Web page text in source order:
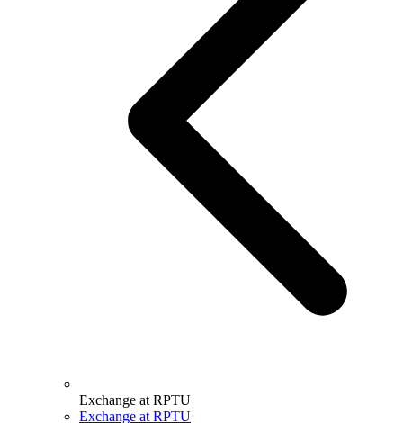
Exchange at RPTU
Exchange at RPTU